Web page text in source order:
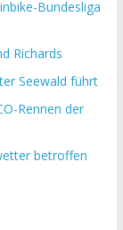
Bundesliga
Richards
Seewald führt
Rennen der
betroffen